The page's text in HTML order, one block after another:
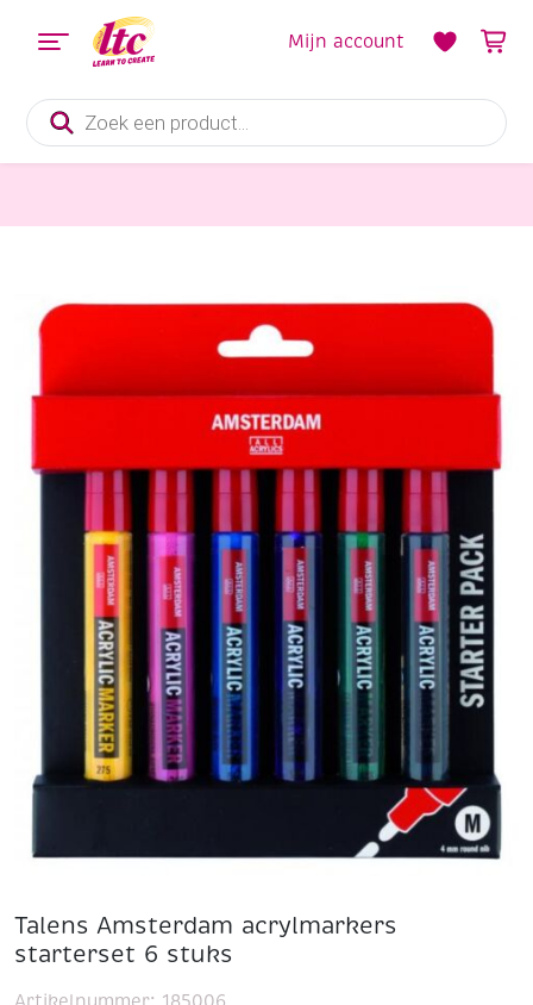
Producten
zoeken
Mijn account
Talens Amsterdam acrylmarkers
starterset 6 stuks